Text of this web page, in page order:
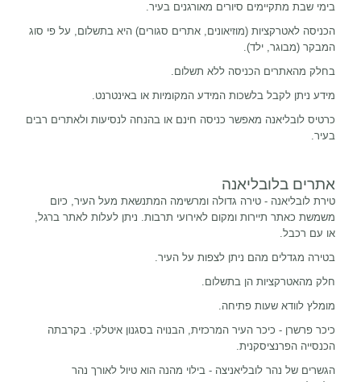
בימי שבת מתקיימים סיורים מאורגנים בעיר.
הכניסה לאטרקציות (מוזיאונים, אתרים סגורים) היא בתשלום, על פי סוג
המבקר (מבוגר, ילד).
בחלק מהאתרים הכניסה ללא תשלום.
מידע ניתן לקבל בלשכות המידע המקומיות או באינטרנט.
כרטיס לובליאנה מאפשר כניסה חינם או בהנחה לנסיעות ולאתרים רבים
בעיר.
אתרים בלובליאנה
טירת לובליאנה - טירה גדולה ומרשימה המתנשאת מעל העיר, כיום
משמשת כאתר תיירות ומקום לאירועי תרבות. ניתן לעלות לאתר ברגל,
או עם רכבל.
בטירה מגדלים מהם ניתן לצפות על העיר.
חלק מהאטרקציות הן בתשלום.
מומלץ לוודא שעות פתיחה.
כיכר פרשרן - כיכר העיר המרכזית, הבנויה בסגנון איטלקי. בקרבתה
הכנסייה הפרנציסקנית.
הגשרים של נהר לובליאניצה - בילוי מהנה הוא טיול לאורך נהר